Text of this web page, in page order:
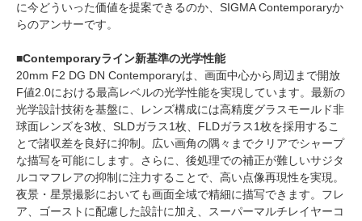
に今どういった価値を提案できるのか、SIGMA Contemporaryか
らのアンサーです。
■Contemporaryライン新基準の光学性能
20mm F2 DG DN Contemporaryは、画面中心から周辺まで開放
F値2.0における最高レベルの光学性能を実現しています。最新の
光学設計技術を基盤に、レンズ構成には高精度グラスモールド非
球面レンズを3枚、SLDガラス1枚、FLDガラス1枚を採用するこ
とで諸収差を良好に抑制。広い画角の隅々までクリアでシャープ
な描写を可能にします。さらに、後処理での補正が難しいサジタ
ルコマフレアの抑制に注力することで、高い点像再現性を実現。
夜景・星景撮影においても画面全域で精細に描写できます。フレ
ア、ゴーストに配慮した設計に加え、スーパーマルチレイヤーコ